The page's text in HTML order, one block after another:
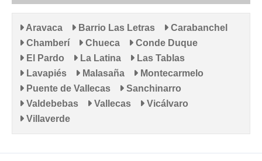
Aravaca Barrio Las Letras
Carabanchel
Chamberí
Chueca
Conde Duque
El Pardo
La Latina
Las Tablas
Lavapiés
Malasaña
Montecarmelo
Puente de Vallecas
Sanchinarro
Valdebebas
Vallecas
Vicálvaro
Villaverde